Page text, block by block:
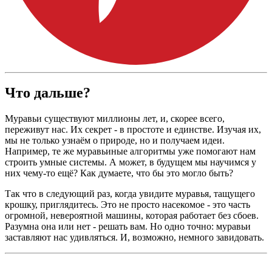
Что дальше?
Муравьи существуют миллионы лет, и, скорее всего,
переживут нас. Их секрет - в простоте и единстве. Изучая их,
мы не только узнаём о природе, но и получаем идеи.
Например, те же муравьиные алгоритмы уже помогают нам
строить умные системы. А может, в будущем мы научимся у
них чему-то ещё? Как думаете, что бы это могло быть?
Так что в следующий раз, когда увидите муравья, тащущего
крошку, приглядитесь. Это не просто насекомое - это часть
огромной, невероятной машины, которая работает без сбоев.
Разумна она или нет - решать вам. Но одно точно: муравьи
заставляют нас удивляться. И, возможно, немного завидовать.